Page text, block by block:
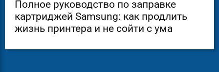
Полное руководство по заправке
картриджей Samsung: как продлить
жизнь принтера и не сойти с ума